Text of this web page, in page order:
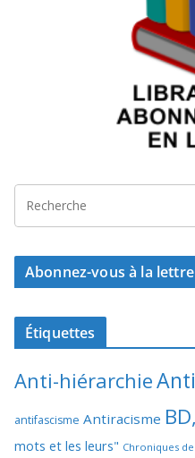
Abonnez-vous à la
Étiquettes
Anti-hiérarchie
antifascisme Antiracisme
mots et les leurs" Chroniques de